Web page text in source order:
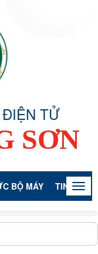
TỬ
SƠN
BỘ MÁY TIN TỨC -